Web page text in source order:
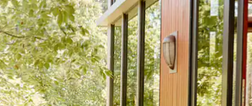
strelica nagore i nadolje, kao i da ih istražujte